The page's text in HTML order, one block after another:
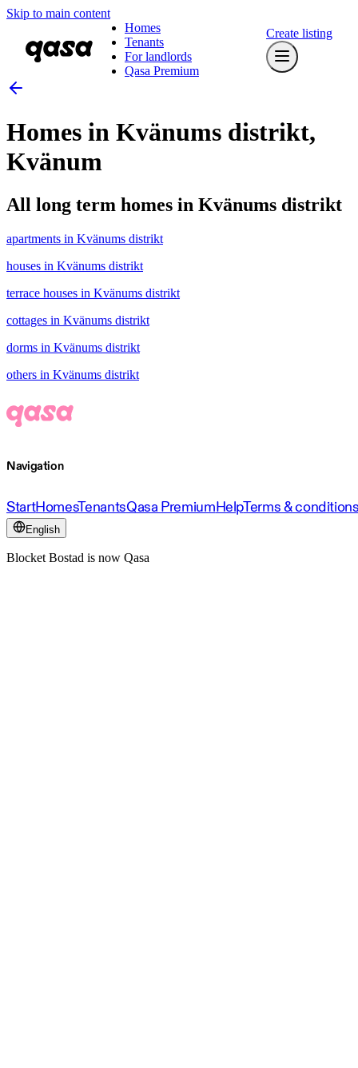
Skip to main content
Homes
Tenants
For landlords
Qasa Premium
Create listing
Homes in Kvänums distrikt,
Kvänum
All long term homes in Kvänums distrikt
apartments in Kvänums distrikt
houses in Kvänums distrikt
terrace houses in Kvänums distrikt
cottages in Kvänums distrikt
dorms in Kvänums distrikt
others in Kvänums distrikt
Navigation
StartHomesTenantsQasa PremiumHelpTerms &
English
Blocket Bostad is now Qasa